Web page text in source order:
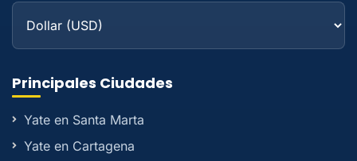
Principales Ciudades
Yate en Santa Marta
Yate en Cartagena